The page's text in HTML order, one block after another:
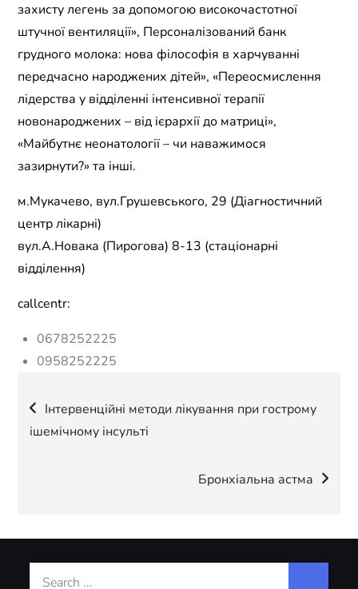
захисту легень за допомогою високочастотної
штучної вентиляції», Персоналізований банк
грудного молока: нова філософія в харчуванні
передчасно народжених дітей», «Переосмислення
лідерства у відділенні інтенсивної терапії
новонароджених – від ієрархії до матриці»,
«Майбутнє неонатології – чи наважимося
зазирнути?» та інші.
м.Мукачево, вул.Грушевського, 29 (Діагностичний
центр лікарні)
вул.А.Новака (Пирогова) 8-13 (стаціонарні
відділення)
callcentr:
0678252225
0958252225
Навігація
записів
Інтервенційні методи лікування при гострому
ішемічному інсульті
Бронхіальна астма
Search